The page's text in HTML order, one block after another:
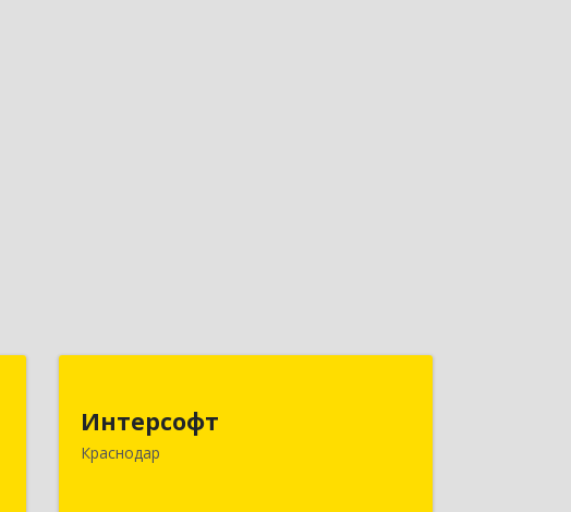
Интерсофт
Краснодар
350020, Краснодарский край,
Краснодар г, Рашпилевская ул, дом №